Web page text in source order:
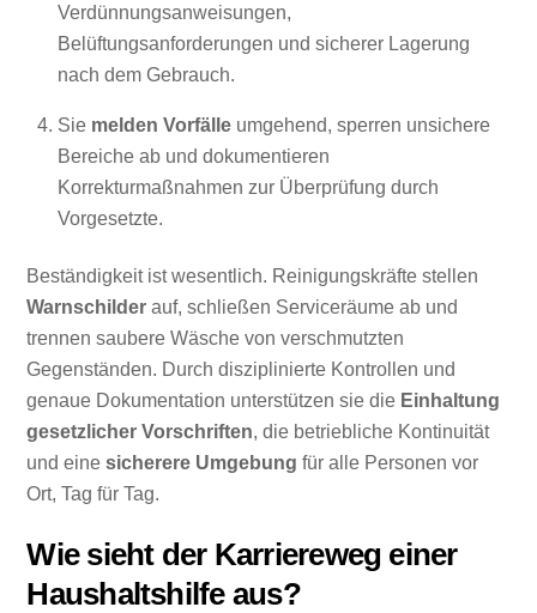
Verdünnungsanweisungen,
Belüftungsanforderungen und sicherer Lagerung
nach dem Gebrauch.
Sie melden Vorfälle umgehend, sperren unsichere
Bereiche ab und dokumentieren
Korrekturmaßnahmen zur Überprüfung durch
Vorgesetzte.
Beständigkeit ist wesentlich. Reinigungskräfte stellen
Warnschilder auf, schließen Serviceräume ab und
trennen saubere Wäsche von verschmutzten
Gegenständen. Durch disziplinierte Kontrollen und
genaue Dokumentation unterstützen sie die Einhaltung
gesetzlicher Vorschriften, die betriebliche Kontinuität
und einesicherere Umgebung für alle Personen vor
Ort, Tag für Tag.
Wie sieht der Karriereweg einer
Haushaltshilfe aus?